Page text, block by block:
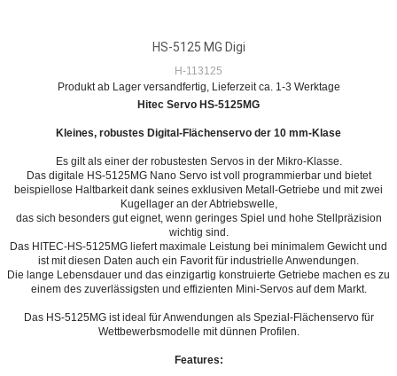
HS-5125 MG Digi
H-113125
Produkt ab Lager versandfertig, Lieferzeit ca. 1-3 Werktage
Hitec Servo HS-5125MG
Kleines, robustes Digital-Flächenservo der 10 mm-Klase
Es gilt als einer der robustesten Servos in der Mikro-Klasse.
Das digitale HS-5125MG Nano Servo ist voll programmierbar und bietet
beispiellose Haltbarkeit dank seines exklusiven Metall-Getriebe und mit zwei
Kugellager an der Abtriebswelle,
das sich besonders gut eignet, wenn geringes Spiel und hohe Stellpräzision
wichtig sind.
Das HITEC-HS-5125MG liefert maximale Leistung bei minimalem Gewicht und
ist mit diesen Daten auch ein Favorit für industrielle Anwendungen.
Die lange Lebensdauer und das einzigartig konstruierte Getriebe machen es zu
einem des zuverlässigsten und effizienten Mini-Servos auf dem Markt.
Das HS-5125MG ist ideal für Anwendungen als Spezial-Flächenservo für
Wettbewerbsmodelle mit dünnen Profilen.
Features: